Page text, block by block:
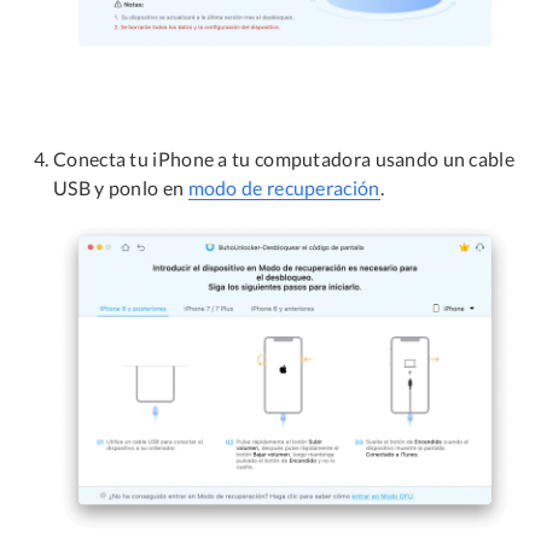
Conecta tu iPhone a tu computadora usando un cable
USB y ponlo en modo de recuperación.